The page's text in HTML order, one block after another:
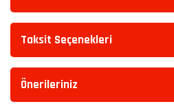
Taksit Seçenekleri
Önerileriniz